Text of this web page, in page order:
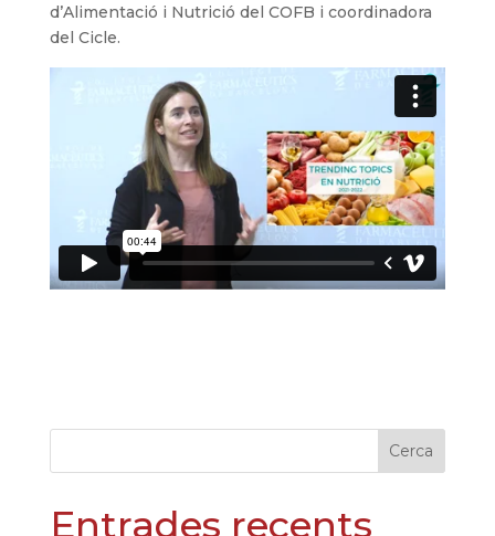
d’Alimentació i Nutrició del COFB i coordinadora
del Cicle.
Cerca
Entrades recents